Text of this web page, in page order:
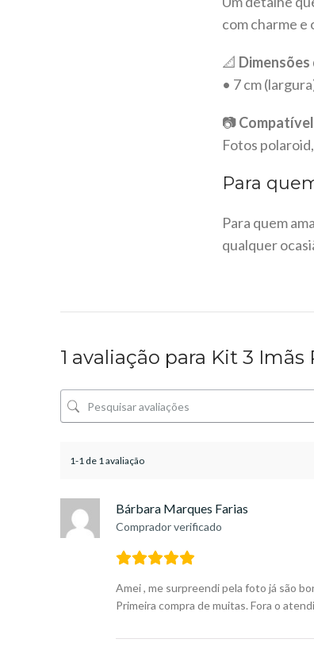
com charme e
📐 Dimensões
• 7 cm
📷
Fotos
Para
Para quem
qualquer
1 avaliação para Kit 3 Imãs
1-1 de 1 avaliação
Bárbara Marques Farias
Comprador verificado
Amei , me surpreendi pela foto já são
Primeira compra de muitas. Fora o